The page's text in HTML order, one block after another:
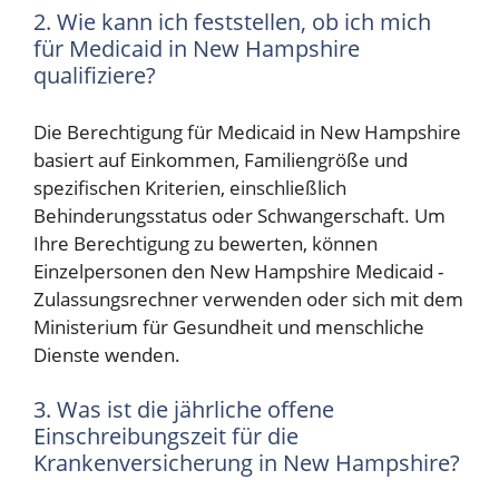
2. Wie kann ich feststellen, ob ich mich
für Medicaid in New Hampshire
qualifiziere?
Die Berechtigung für Medicaid in New Hampshire
basiert auf Einkommen, Familiengröße und
spezifischen Kriterien, einschließlich
Behinderungsstatus oder Schwangerschaft. Um
Ihre Berechtigung zu bewerten, können
Einzelpersonen den New Hampshire Medicaid -
Zulassungsrechner verwenden oder sich mit dem
Ministerium für Gesundheit und menschliche
Dienste wenden.
3. Was ist die jährliche offene
Einschreibungszeit für die
Krankenversicherung in New Hampshire?